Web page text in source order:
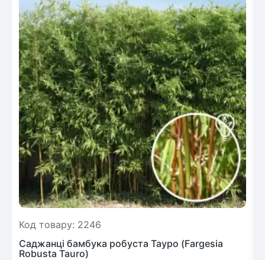
Код товару: 2246
Саджанці бамбука робуста Тауро (Fargesia
Robusta Tauro)